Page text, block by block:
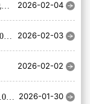
TH510系列功率半导体CV特性分析仪_使用说明书_ V202506 2026-02-04
TH530-01 可编程电感负载箱使用说明书_V1.0@202506 2026-02-03
2026-02-02
TH300-Cap多路电容器漏电流解决方案V2023.08.12 2026-01-30